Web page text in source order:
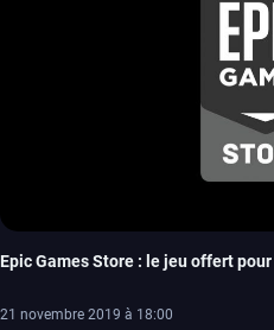
Epic Games Store : le jeu offert
21 novembre 2019 à 18:00